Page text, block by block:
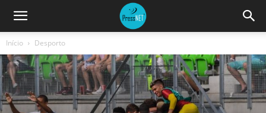
Início Desporto